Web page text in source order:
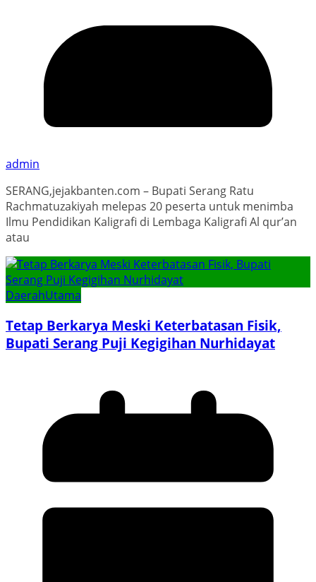
admin
SERANG,jejakbanten.com – Bupati Serang Ratu
Rachmatuzakiyah melepas 20 peserta untuk menimba
Ilmu Pendidikan Kaligrafi di Lembaga Kaligrafi Al qur’an
atau
DaerahUtama
Tetap Berkarya Meski Keterbatasan Fisik,
Bupati Serang Puji Kegigihan Nurhidayat